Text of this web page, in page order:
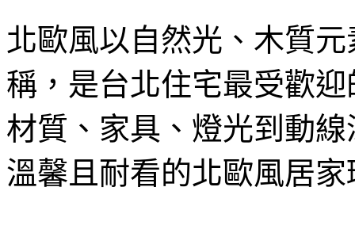
北歐風以自然光、木質
稱，是台北住宅最受歡
材質、家具、燈光到動
溫馨且耐看的北歐風居家